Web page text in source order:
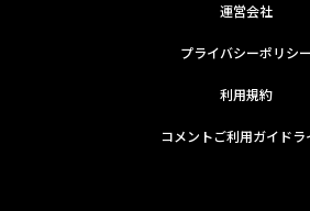
運営会社
プライバシーポリシー
利用規約
コメントご利用ガイドラ